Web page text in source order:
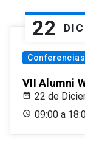
22 DIC
Conferencias
VII Alumni
22 de
09:00 a